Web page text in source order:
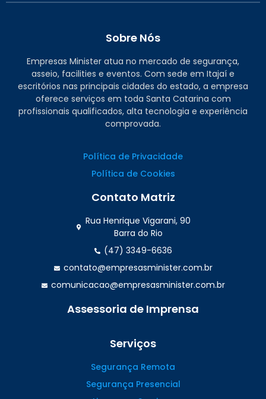
Sobre Nós
Empresas Minister atua no mercado de segurança,
asseio, facilities e eventos. Com sede em Itajaí e
escritórios nas principais cidades do estado, a empresa
oferece serviços em toda Santa Catarina com
profissionais qualificados, alta tecnologia e experiência
comprovada.
Política de Privacidade
Política de Cookies
Contato Matriz
Rua Henrique Vigarani, 90
Barra do Rio
(47) 3349-6636
contato@empresasminister.com.br
comunicacao@empresasminister.com.br
(47) 99988.4642
Assessoria de Imprensa
Serviços
Segurança Remota
Segurança Presencial